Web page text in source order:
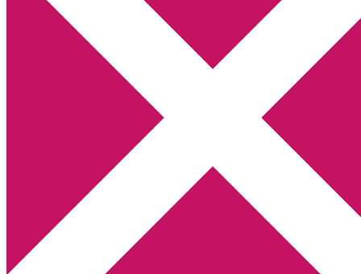
Boktolva
Författarfemman
Kontakt
Webbshop Amazon
Utskriftscentralen
Min tv-blogg
You are here:Home Archives for polisroman
Recension: Flickan med läderkängorna
av Åke Axelsson